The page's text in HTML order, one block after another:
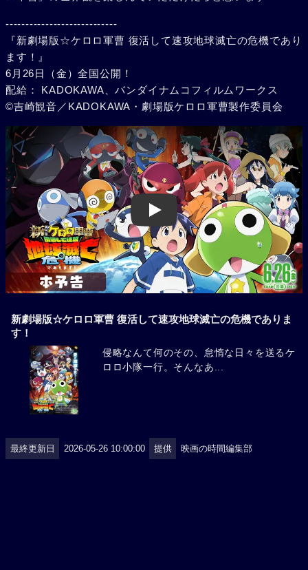
----------------------------
『新劇場版☆ケロロ軍曹 復活して速攻地球滅亡の危機であり
ます！』
6月26日（金）全国公開！
配給： KADOKAWA、バンダイナムコフィルムワークス
©吉崎観音／KADOKAWA・劇場版ケロロ軍曹製作委員会
Play
新劇場版☆ケロロ軍曹 復活して速攻地球滅亡の危機でありま
す！
侵略なんて何のその、怠惰な日々を送るケ
ロロ小隊一行。そんなあ...
最終更新日 2026-05-26 10:00:00 提供 映画の時間編集部